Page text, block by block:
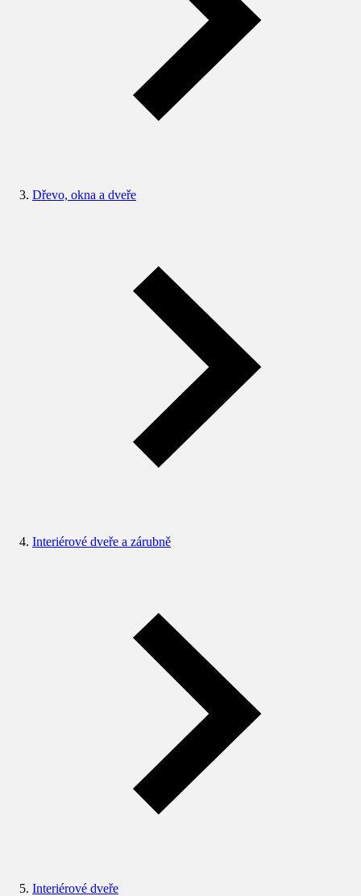
Dřevo, okna a dveře
Interiérové dveře a zárubně
Interiérové dveře